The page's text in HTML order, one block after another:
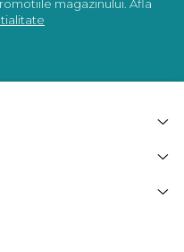
magazinului. Afla